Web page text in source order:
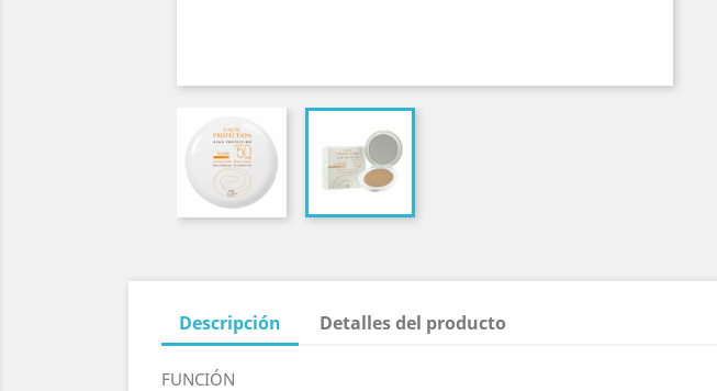
Descripción Detalles del producto
FUNCIÓN